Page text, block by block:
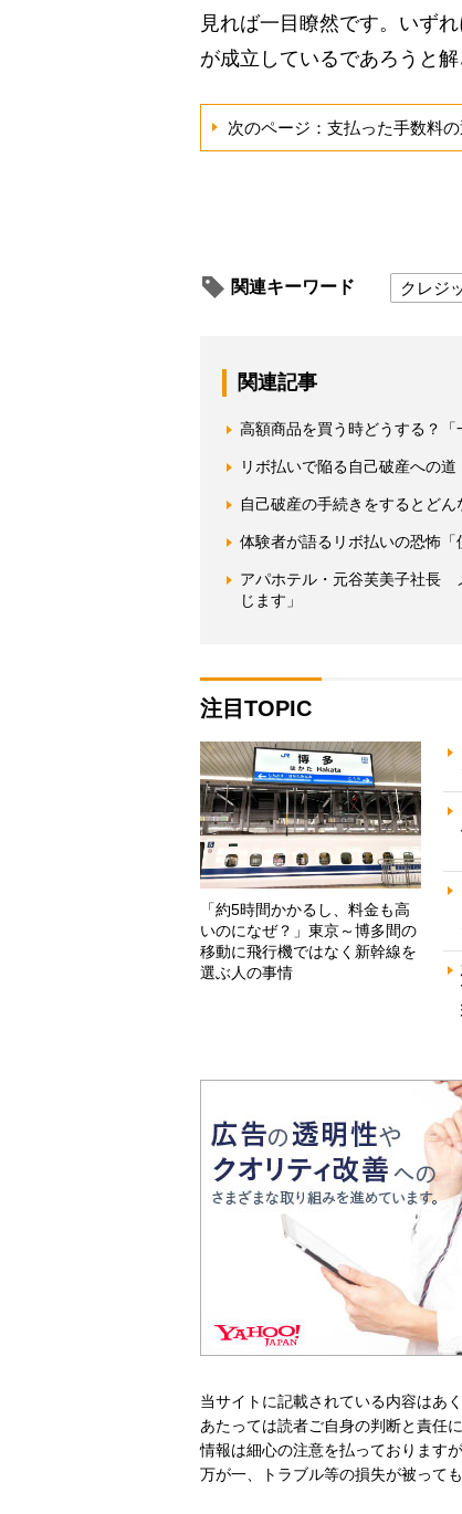
見れば一目瞭然です。いず
が成立しているであろうと解
次のページ：支払った手数料
関連キーワード クレジ
関連記事
高額商品を買う時どうする？
リボ払いで陥る自己破産への
自己破産の手続きをするとど
体験者が語るリボ払いの恐怖
アパホテル・元谷芙美子社長
じます」
注目TOPIC
「約5時間かかるし、料金も高
いのになぜ？」東京～博多間の
移動に飛行機ではなく新幹線を
選ぶ人の事情
当サイトに記載されている内容はあ
あたっては読者ご自身の判断と責任
情報は細心の注意を払っております
万が一、トラブル等の損失が被って